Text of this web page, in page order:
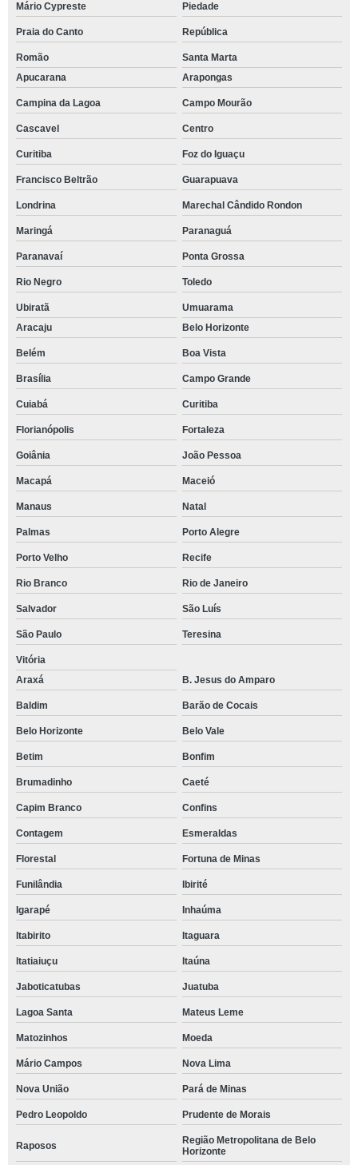
Mário Cypreste Piedade
Praia do Canto República
Romão
Santa Marta
Apucarana
Arapongas
Campina da Lagoa Campo Mourão
Cascavel Centro
Curitiba Foz do Iguaçu
Francisco Beltrão Guarapuava
Londrina Marechal Cândido Rondon
Maringá Paranaguá
Paranavaí Ponta Grossa
Rio Negro Toledo
Ubiratã
Umuarama
Aracaju
Belo Horizonte
Belém Boa Vista
Brasília Campo Grande
Cuiabá Curitiba
Florianópolis Fortaleza
Goiânia João Pessoa
Macapá Maceió
Manaus Natal
Palmas Porto Alegre
Porto Velho Recife
Rio Branco Rio de Janeiro
Salvador São Luís
São Paulo Teresina
Vitória
Araxá
B. Jesus do Amparo
Baldim Barão de Cocais
Belo Horizonte Belo Vale
Betim Bonfim
Brumadinho Caeté
Capim Branco Confins
Contagem Esmeraldas
Florestal Fortuna de Minas
Funilândia Ibirité
Igarapé Inhaúma
Itabirito Itaguara
Itatiaiuçu Itaúna
Jaboticatubas Juatuba
Lagoa Santa Mateus Leme
Matozinhos Moeda
Mário Campos Nova Lima
Nova União Pará de Minas
Pedro Leopoldo Prudente de Morais
Raposos
Região Metropolitana de Belo
Horizonte